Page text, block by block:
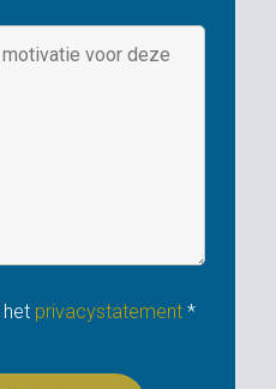
privacystatement*